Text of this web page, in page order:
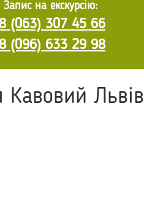
на екскурсію:
(063) 307 45 66
(096) 633 29 98
Кавовий Львів